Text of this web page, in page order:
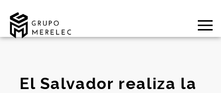
El Salvador realiza la